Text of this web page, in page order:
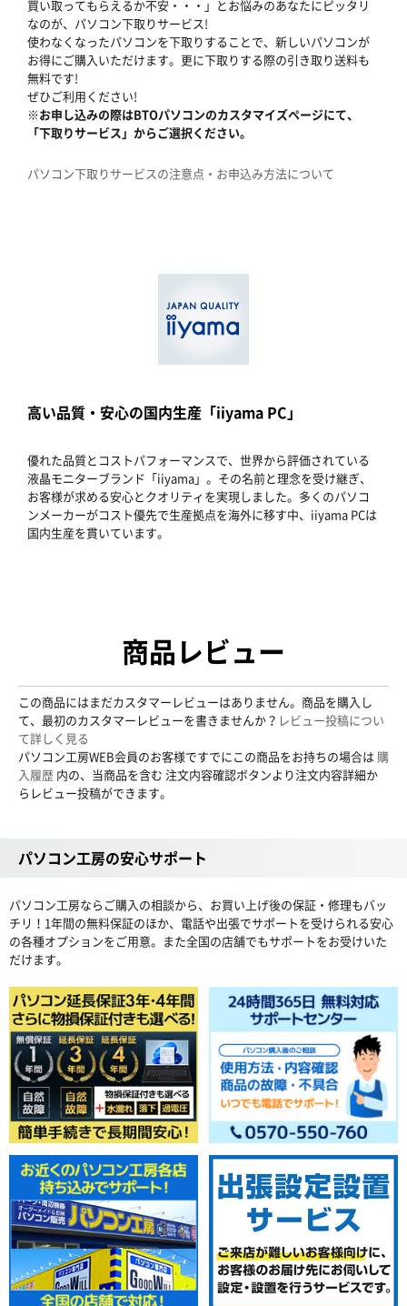
買い取ってもらえるか不安・・・」とお悩みのあなたにピッタリ
なのが、パソコン下取りサービス!
使わなくなったパソコンを下取りすることで、新しいパソコンが
お得にご購入いただけます。更に下取りする際の引き取り送料も
無料です!
ぜひご利用ください!
※お申し込みの際はBTOパソコンのカスタマイズページにて、
「下取りサービス」からご選択ください。
パソコン下取りサービスの注意点・お申込み方法について
高い品質・安心の国内生産「iiyama PC」
優れた品質とコストパフォーマンスで、世界から評価されている
液晶モニターブランド「iiyama」。その名前と理念を受け継ぎ、
お客様が求める安心とクオリティを実現しました。多くのパソコ
ンメーカーがコスト優先で生産拠点を海外に移す中、iiyama PCは
国内生産を貫いています。
商品レビュー
この商品にはまだカスタマーレビューはありません。商品を購入し
て、最初のカスタマーレビューを書きませんか？ レビュー投稿につい
て詳しく見る
パソコン工房WEB会員のお客様ですでにこの商品をお持ちの場合は 購
入履歴 内の、当商品を含む 注文内容確認ボタンより注文内容詳細か
らレビュー投稿ができます。
パソコン工房の安心サポート
パソコン工房ならご購入の相談から、お買い上げ後の保証・修理もバッ
チリ！1年間の無料保証のほか、電話や出張でサポートを受けられる安心
の各種オプションをご用意。また全国の店舗でもサポートをお受けいた
だけます。